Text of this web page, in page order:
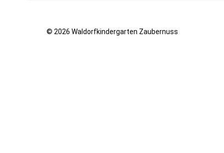
© 2026 Waldorfkindergarten Zaubernuss